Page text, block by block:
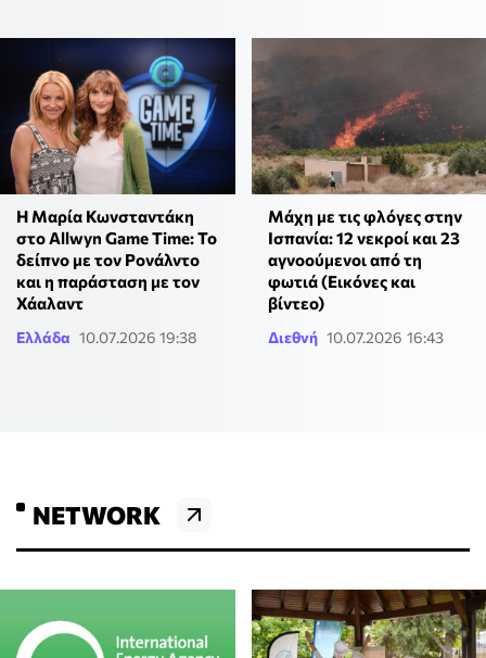
Η Μαρία Κωνσταντάκη
στο Allwyn Game Time: Το
δείπνο με τον Ρονάλντο
και η παράσταση με τον
Χάαλαντ
Ελλάδα 10.07.2026 19:38
Μάχη με τις φλόγες στην
Ισπανία: 12 νεκροί και 23
αγνοούμενοι από τη
φωτιά (Εικόνες και
βίντεο)
Διεθνή 10.07.2026 16:43
NETWORK